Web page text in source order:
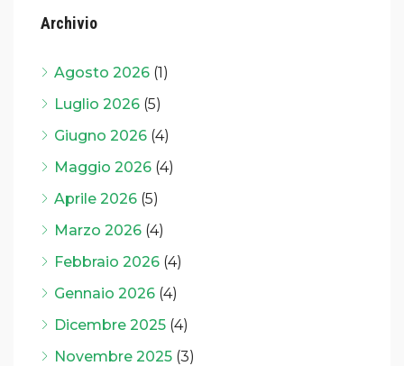
Archivio
Agosto 2026 (1)
Luglio 2026 (5)
Giugno 2026 (4)
Maggio 2026 (4)
Aprile 2026 (5)
Marzo 2026 (4)
Febbraio 2026 (4)
Gennaio 2026 (4)
Dicembre 2025 (4)
Novembre 2025 (3)